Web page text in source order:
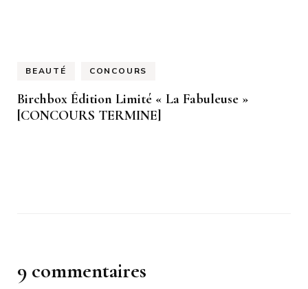
BEAUTÉ CONCOURS
Birchbox Édition Limité « La Fabuleuse »
[CONCOURS TERMINE]
9 commentaires